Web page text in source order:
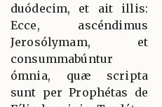
duódecim, et ait illis:
Ecce, ascéndimus
Jerosólymam, et
consummabúntur
ómnia, quæ scripta
sunt per Prophétas de